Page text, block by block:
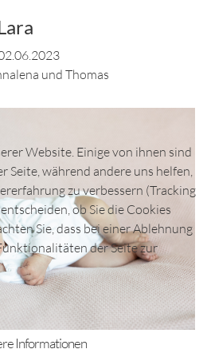
und Thomas
Website. Einige von ihnen sind
Seite, während andere uns helfen,
zu verbessern (Tracking
ob Sie die Cookies
Sie, dass bei einer Ablehnung
der Seite zur
Informationen